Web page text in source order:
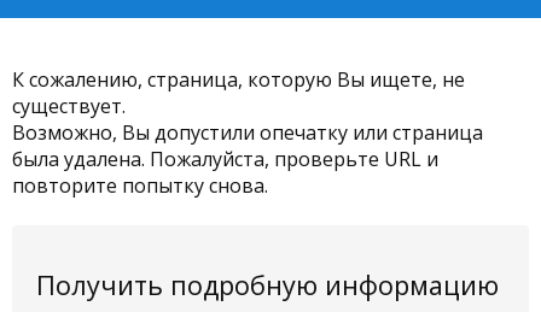
К сожалению, страница, которую Вы ищете, не
существует.
Возможно, Вы допустили опечатку или страница
была удалена. Пожалуйста, проверьте URL и
повторите попытку снова.
Получить подробную информацию